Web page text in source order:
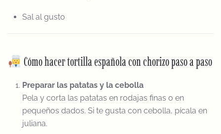
Sal al gusto
Cómo hacer tortilla española con chorizo paso a paso
Preparar las patatas y la cebolla
Pela y corta las patatas en rodajas finas o en
pequeños dados. Si te gusta con cebolla, pícala en
juliana.